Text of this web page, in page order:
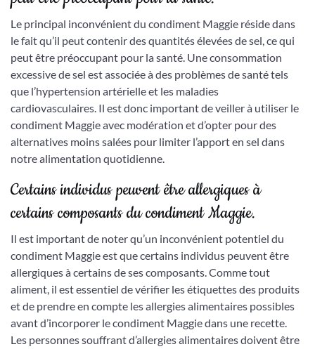
Le principal inconvénient du condiment Maggie réside dans
le fait qu’il peut contenir des quantités élevées de sel, ce qui
peut être préoccupant pour la santé. Une consommation
excessive de sel est associée à des problèmes de santé tels
que l’hypertension artérielle et les maladies
cardiovasculaires. Il est donc important de veiller à utiliser le
condiment Maggie avec modération et d’opter pour des
alternatives moins salées pour limiter l’apport en sel dans
notre alimentation quotidienne.
Certains individus peuvent être allergiques à
certains composants du condiment Maggie.
Il est important de noter qu’un inconvénient potentiel du
condiment Maggie est que certains individus peuvent être
allergiques à certains de ses composants. Comme tout
aliment, il est essentiel de vérifier les étiquettes des produits
et de prendre en compte les allergies alimentaires possibles
avant d’incorporer le condiment Maggie dans une recette.
Les personnes souffrant d’allergies alimentaires doivent être